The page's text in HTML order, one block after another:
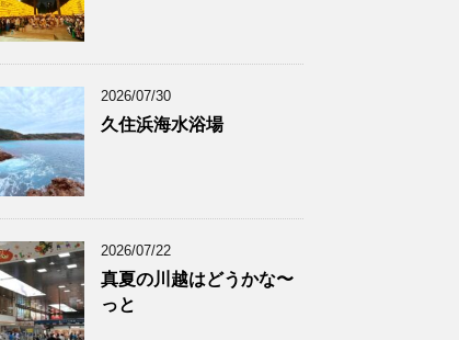
2026/07/30
久住浜海水浴場
2026/07/22
真夏の川越はどうかな〜
っと